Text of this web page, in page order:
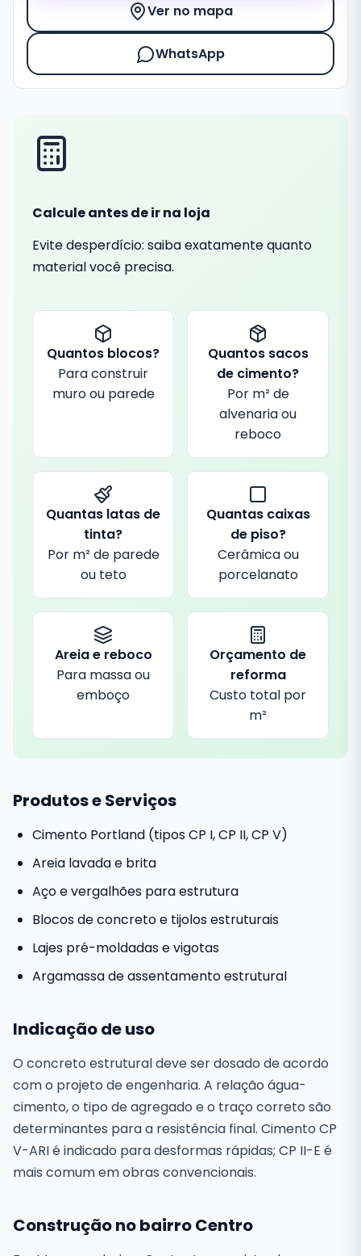
Ver no mapa
WhatsApp
Calcule antes de ir na loja
Evite desperdício: saiba exatamente quanto
material você precisa.
Quantos blocos?
Para construir
muro ou parede
Quantos sacos
de cimento?
Por m² de
alvenaria ou
reboco
Quantas latas de
tinta?
Por m² de parede
ou teto
Quantas caixas
de piso?
Cerâmica ou
porcelanato
Areia e reboco
Para massa ou
emboço
Orçamento de
reforma
Custo total por
m²
Produtos e Serviços
Cimento Portland (tipos CP I, CP II, CP V)
Areia lavada e brita
Aço e vergalhões para estrutura
Blocos de concreto e tijolos estruturais
Lajes pré-moldadas e vigotas
Argamassa de assentamento estrutural
Indicação de uso
O concreto estrutural deve ser dosado de acordo
com o projeto de engenharia. A relação água-
cimento, o tipo de agregado e o traço correto são
determinantes para a resistência final. Cimento CP
V-ARI é indicado para desformas rápidas; CP II-E é
mais comum em obras convencionais.
Construção no bairro Centro